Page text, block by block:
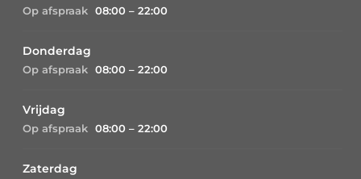
Op afspraak 08:00 – 22:00
Donderdag
Op afspraak 08:00 – 22:00
Vrijdag
Op afspraak 08:00 – 22:00
Zaterdag